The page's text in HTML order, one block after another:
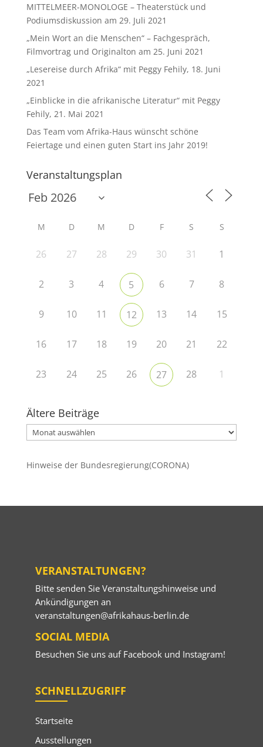
MITTELMEER-MONOLOGE – Theaterstück und
Podiumsdiskussion am 29. Juli 2021
„Mein Wort an die Menschen“ – Fachgespräch,
Filmvortrag und Originalton am 25. Juni 2021
„Lesereise durch Afrika“ mit Peggy Fehily, 18. Juni
2021
„Einblicke in die afrikanische Literatur“ mit Peggy
Fehily, 21. Mai 2021
Das Team vom Afrika-Haus wünscht schöne
Feiertage und einen guten Start ins Jahr 2019!
Veranstaltungsplan
M D M D F S S
26 27 28 29 30 31 1
2 3 4 5 6 7 8
9 10 11 12 13 14 15
16 17 18 19 20 21 22
23 24 25 26 27 28 1
Ältere Beiträge
Ältere
Beiträge
Hinweise der Bundesregierung(CORONA)
VERANSTALTUNGEN?
Bitte senden Sie Veranstaltungshinweise und
Ankündigungen an
veranstaltungen@afrikahaus-berlin.de
SOCIAL MEDIA
Besuchen Sie uns auf Facebookund Instagram!
SCHNELLZUGRIFF
Startseite
Ausstellungen